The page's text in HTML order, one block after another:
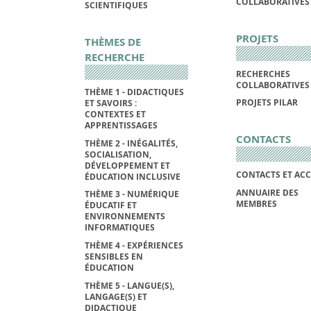
SCIENTIFIQUES
THÈMES DE
RECHERCHE
THÈME 1 - DIDACTIQUES
ET SAVOIRS :
CONTEXTES ET
APPRENTISSAGES
THÈME 2 - INÉGALITÉS,
SOCIALISATION,
DÉVELOPPEMENT ET
ÉDUCATION INCLUSIVE
THÈME 3 - NUMÉRIQUE
ÉDUCATIF ET
ENVIRONNEMENTS
INFORMATIQUES
THÈME 4 - EXPÉRIENCES
SENSIBLES EN
ÉDUCATION
THÈME 5 - LANGUE(S),
LANGAGE(S) ET
DIDACTIQUE
PROJETS
RECHERCHES
COLLABORATIVES
PROJETS PILAR
CONTACTS
CONTACTS ET
ANNUAIRE DES
MEMBRES